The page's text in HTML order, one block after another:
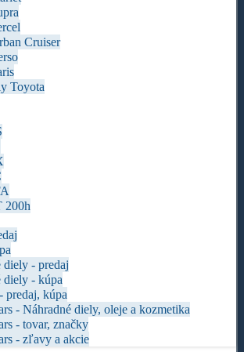
Cruiser
Toyota
- predaj
- kúpa
kúpa
- Náhradné diely, oleje a kozmetika
- tovar, značky
- zľavy a akcie